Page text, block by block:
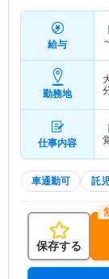
給与
勤務地
仕事内容
車通勤可 託
保存する